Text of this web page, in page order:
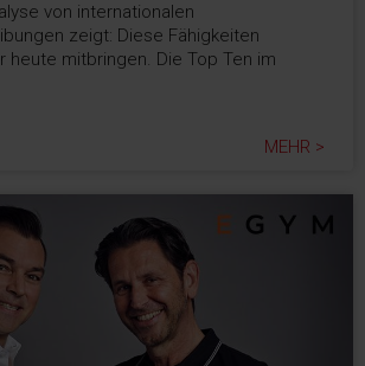
von internationalen
zeigt: Diese Fähigkeiten
heute mitbringen. Die Top Ten im
MEHR >